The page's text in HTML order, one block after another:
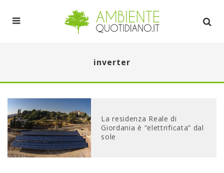
inverter
La residenza Reale di
Giordania è “elettrificata” dal
sole